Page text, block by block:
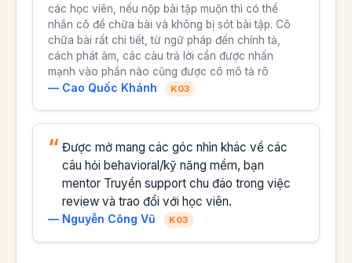
các học viên, nếu nộp bài tập muộn thì có thể
nhắn cô để chữa bài và không bị sót bài tập. Cô
chữa bài rất chi tiết, từ ngữ pháp đến chính tả,
cách phát âm, các câu trả lời cần được nhấn
mạnh vào phần nào cũng được cô mô tả rõ
— Cao Quốc Khánh K03
Được mở mang các góc nhìn khác về các
câu hỏi behavioral/kỹ năng mềm, bạn
mentor Truyền support chu đáo trong việc
review và trao đổi với học viên.
— Nguyễn Công Vũ K03